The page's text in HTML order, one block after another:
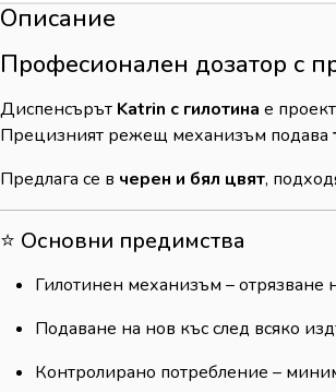
Описание
Професионален дозатор с
Диспенсърът Katrin с гилотина е
Прецизният режещ механизъм подава
Предлага се в черен и бял цвят,
⭐ Основни предимства
Гилотинен механизъм –
Подаване на нов къс след всяко
Контролирано потребление –